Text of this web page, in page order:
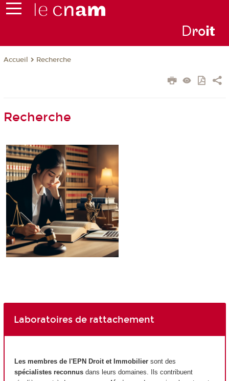
Droit
Accueil Recherche
Recherche
Laboratoires de rattachement
Les membres de l'EPN Droit et Immobilier sont des
spécialistes reconnus dans leurs domaines. Ils contribuent